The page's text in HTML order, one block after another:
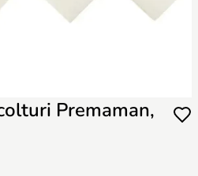
Premaman,